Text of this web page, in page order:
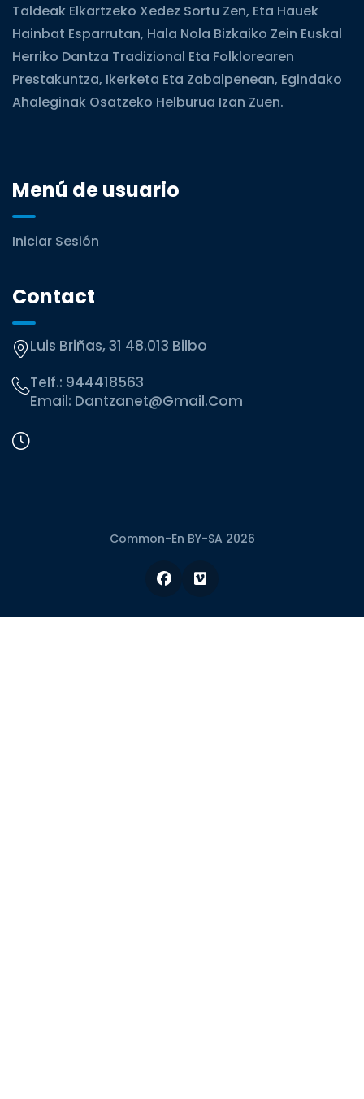
Taldeak Elkartzeko Xedez Sortu Zen, Eta Hauek
Hainbat Esparrutan, Hala Nola Bizkaiko Zein Euskal
Herriko Dantza Tradizional Eta Folklorearen
Prestakuntza, Ikerketa Eta Zabalpenean, Egindako
Ahaleginak Osatzeko Helburua Izan Zuen.
Menú de usuario
Iniciar Sesión
Contact
Luis Briñas, 31 48.013 Bilbo
Telf.: 944418563
Email: Dantzanet@gmail.com
Common-En BY-SA 2026
Facebook
Vimeo